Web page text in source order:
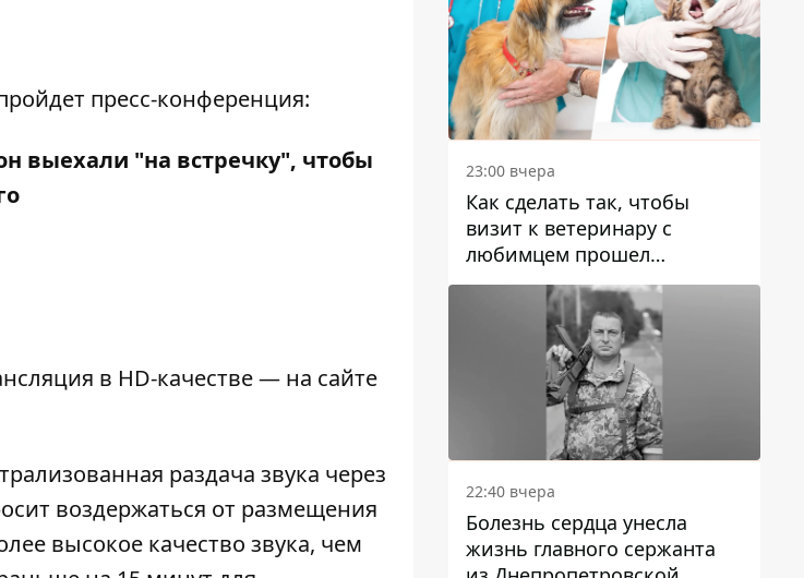
пресс-конференция:
выехали "на встречку", чтобы
в HD-качестве — на сайте
раздача звука через
воздержаться от размещения
высокое качество звука, чем
23:00 вчера
Как сделать так, чтобы
визит к ветеринару с
любимцем прошел
спокойно: простые советы
22:40 вчера
Болезнь сердца унесла
жизнь главного сержанта